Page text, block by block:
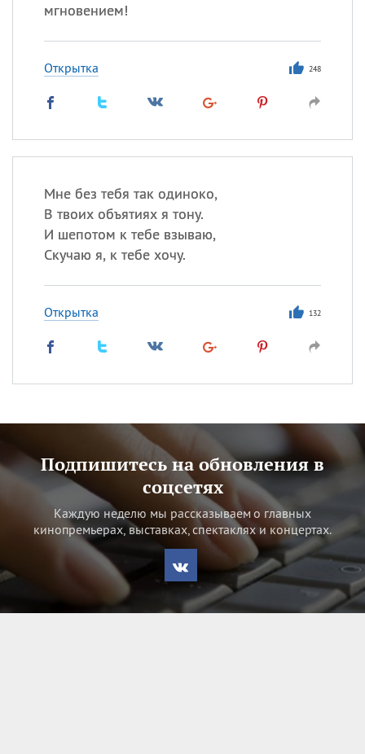
мгновением!
Открытка 248
Мне без тебя так одиноко,
В твоих объятиях я тону.
И шепотом к тебе взываю,
Скучаю я, к тебе хочу.
Открытка 132
Подпишитесь на обновления в
соцсетях
Каждую неделю мы рассказываем о главных
кинопремьерах, выставках, спектаклях и концертах.